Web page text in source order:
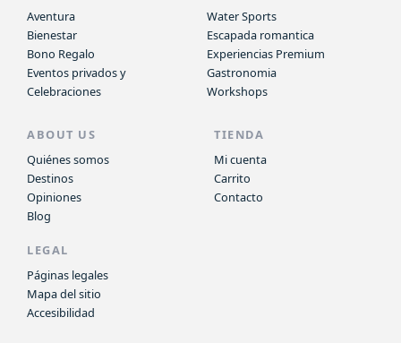
Aventura
Bienestar
Bono Regalo
Eventos privados y
Celebraciones
Water Sports
Escapada romantica
Experiencias Premium
Gastronomia
Workshops
ABOUT US
Quiénes somos
Destinos
Opiniones
Blog
TIENDA
Mi cuenta
Carrito
Contacto
LEGAL
Páginas legales
Mapa del sitio
Accesibilidad